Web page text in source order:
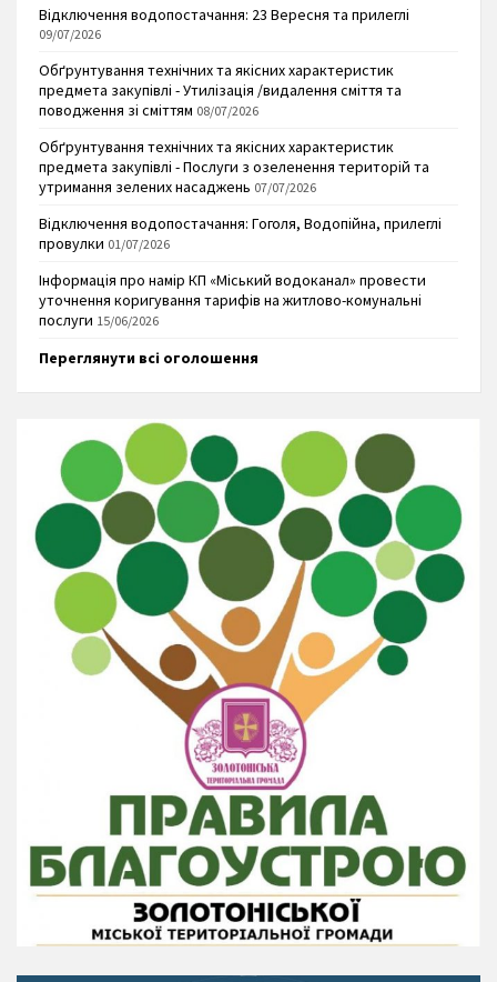
Відключення водопостачання: 23 Вересня та прилеглі
09/07/2026
Обґрунтування технічних та якісних характеристик
предмета закупівлі - Утилізація /видалення сміття та
поводження зі сміттям 08/07/2026
Обґрунтування технічних та якісних характеристик
предмета закупівлі - Послуги з озеленення територій та
утримання зелених насаджень 07/07/2026
Відключення водопостачання: Гоголя, Водопійна, прилеглі
провулки 01/07/2026
Інформація про намір КП «Міський водоканал» провести
уточнення коригування тарифів на житлово-комунальні
послуги 15/06/2026
Переглянути всі оголошення